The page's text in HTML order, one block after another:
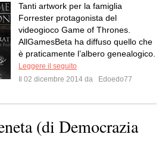
Tanti artwork per la famiglia
Forrester protagonista del
videogioco Game of Thrones.
AllGamesBeta ha diffuso quello che
è praticamente l’albero genealogico.
Leggere il seguito
Il 02 dicembre 2014 da
Edoedo77
(di Democrazia